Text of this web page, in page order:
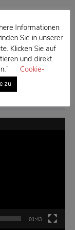
01:43
Informationen
Sie in unserer
Klicken Sie auf
und direkt
Cookie-
zu